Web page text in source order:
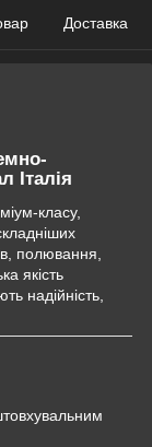
Доставка
Італія
класу,
полювання,
якість
надійність,